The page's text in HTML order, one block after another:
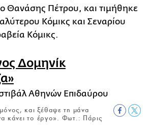
Θανάσης Πέτρου, και τιμήθηκε
Κόμικς και Σεναρίου
Κόμικς.
Δομηνίκ
και ξέθαψε τη μάνα
κάνει το έργο». Φωτ.: Πάρις